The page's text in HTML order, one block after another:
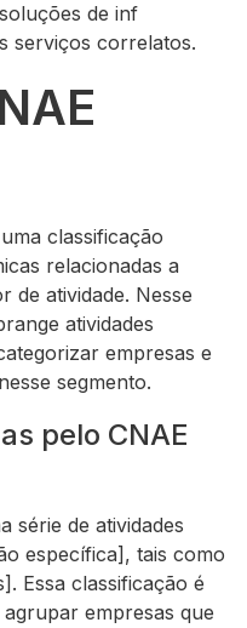
de inf
serviços correlatos.
classificação
relacionadas a
de atividade. Nesse
atividades
empresas e
segmento.
pelo CNAE
série de atividades
específica], tais como
Essa classificação é
empresas que